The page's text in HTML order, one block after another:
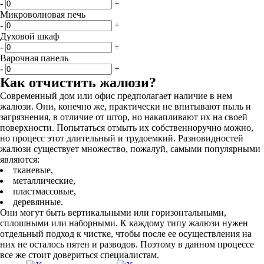
-
+
Микроволновая печь
-
+
Духовой шкаф
-
+
Варочная панель
-
+
Как отчистить жалюзи?
Современный дом или офис предполагает наличие в нем
жалюзи. Они, конечно же, практически не впитывают пыль и
загрязнения, в отличие от штор, но накапливают их на своей
поверхности. Попытаться отмыть их собственноручно можно,
но процесс этот длительный и трудоемкий. Разновидностей
жалюзи существует множество, пожалуй, самыми популярными
являются:
тканевые,
металлические,
пластмассовые,
деревянные.
Они могут быть вертикальными или горизонтальными,
сплошными или наборными. К каждому типу жалюзи нужен
отдельный подход к чистке, чтобы после ее осуществления на
них не осталось пятен и разводов. Поэтому в данном процессе
все же стоит довериться специалистам.